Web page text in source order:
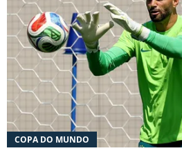
COPA DO MUNDO